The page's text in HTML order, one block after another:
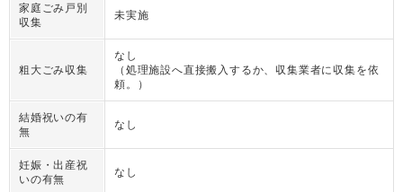
家庭ごみ戸別
収集
未実施
粗大ごみ収集
なし
（ 処理施設へ直接搬入するか、収集業者に収集を依
頼。
）
結婚祝いの有
無
なし
妊娠・出産祝
いの有無
なし